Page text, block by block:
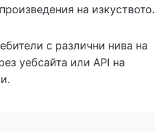
на изкуството.
с различни нива на
уебсайта или API на